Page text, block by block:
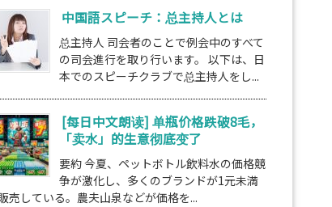
中国語スピーチ：总主持人とは
总主持人 司会者のことで例会中のすべて
の司会進行を取り行います。 以下は、日
本でのスピーチクラブで总主持人をし...
[每日中文朗读] 单瓶价格跌破8毛，
「卖水」的生意彻底变了
要約 今夏、ペットボトル飲料水の価格競
争が激化し、多くのブランドが1元未満
売している。農夫山泉などが価格を...